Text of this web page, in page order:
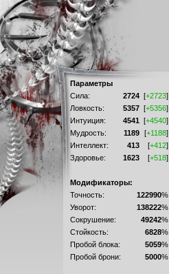
Параметры
Сила:
2724 [+2723]
Ловкость:
5357 [+5356]
Интуиция:
4541 [+4540]
Мудрость:
1189 [+1188]
Интеллект:
413 [+412]
Здоровье:
1623 [+518]
Модификаторы:
Точность:
122990%
Уворот:
138222%
Сокрушение:
49242%
Стойкость:
6828%
Пробой блока:
5059%
Пробой брони:
5000%